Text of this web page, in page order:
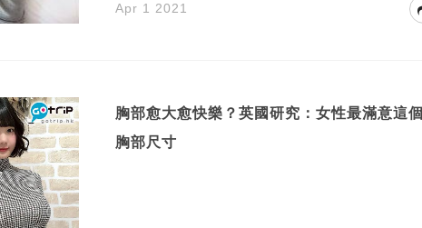
Apr 1 2021
胸部愈大愈快樂？英國研究：女性最滿意這個
胸部尺寸